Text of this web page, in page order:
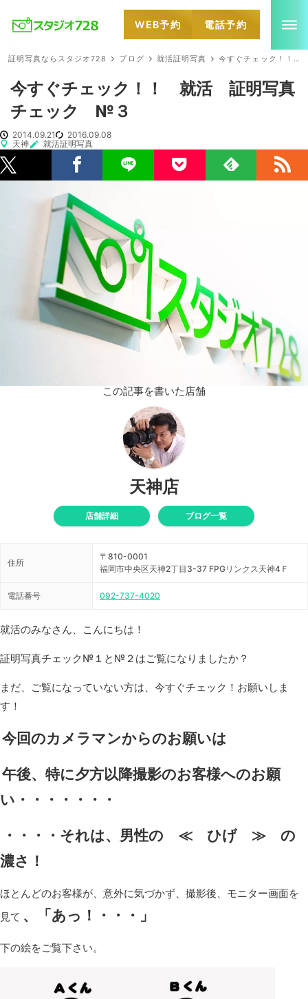
WEB予約 電話予約
証明写真ならスタジオ728 ブログ 就活証明写真 今すぐチェック！！ 就活 証明写真チェック №３
今すぐチェック！！ 就活 証明写真
チェック №３
2014.09.21
2016.09.08
天神
就活証明写真
この記事を書いた店舗
天神店
店舗詳細 ブログ一覧
住所
〒810-0001
福岡市中央区天神2丁目3-37 FPGリンクス天神4Ｆ
電話番号 092-737-4020
就活のみなさん、こんにちは！
証明写真チェック№１と№２はご覧になりましたか？
まだ、ご覧になっていない方は、今すぐチェック！お願いしま
す！
今回のカメラマンからのお願いは
午後、特に夕方以降撮影のお客様へのお願
い・・・・・・・
・・・・それは、男性の ≪ ひげ ≫ の
濃さ！
ほとんどのお客様が、意外に気づかず、撮影後、モニター画面を
見て 、「あっ！・・・」
下の絵をご覧下さい。